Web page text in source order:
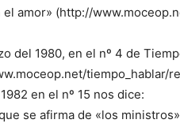
el amor» (http://
del 1980, en el nº 4 de
tiempo_hablar/
en el nº 15 nos dice:
se afirma de «los